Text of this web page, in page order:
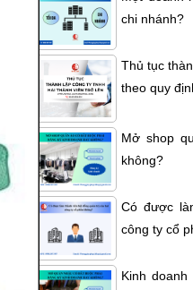
chi nhánh?
Thủ tục
theo quy
Mở shop
không?
Có được
công ty cổ
Kinh